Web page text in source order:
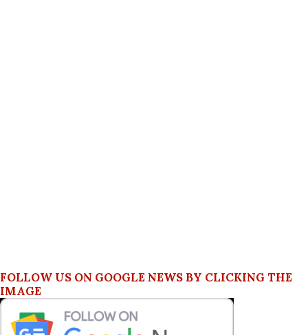
FOLLOW US ON GOOGLE NEWS BY CLICKING THE
IMAGE